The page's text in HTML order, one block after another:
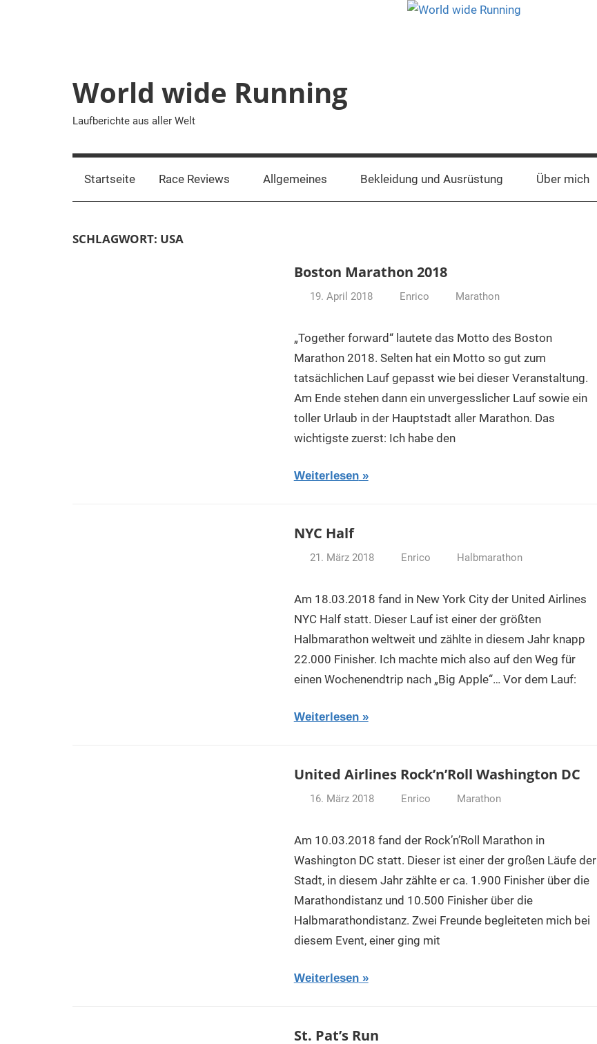
World wide Running
Laufberichte aus aller Welt
Startseite Race Reviews Allgemeines Bekleidung und Ausrüstung Über mich
SCHLAGWORT: USA
Boston Marathon 2018
19. April 2018 Enrico Marathon
„Together forward“ lautete das Motto des Boston
Marathon 2018. Selten hat ein Motto so gut zum
tatsächlichen Lauf gepasst wie bei dieser Veranstaltung.
Am Ende stehen dann ein unvergesslicher Lauf sowie ein
toller Urlaub in der Hauptstadt aller Marathon. Das
wichtigste zuerst: Ich habe den
Weiterlesen
NYC Half
21. März 2018 Enrico Halbmarathon
Am 18.03.2018 fand in New York City der United Airlines
NYC Half statt. Dieser Lauf ist einer der größten
Halbmarathon weltweit und zählte in diesem Jahr knapp
22.000 Finisher. Ich machte mich also auf den Weg für
einen Wochenendtrip nach „Big Apple“… Vor dem Lauf:
Weiterlesen
United Airlines Rock’n’Roll Washington DC
16. März 2018 Enrico Marathon
Am 10.03.2018 fand der Rock’n’Roll Marathon in
Washington DC statt. Dieser ist einer der großen Läufe der
Stadt, in diesem Jahr zählte er ca. 1.900 Finisher über die
Marathondistanz und 10.500 Finisher über die
Halbmarathondistanz. Zwei Freunde begleiteten mich bei
diesem Event, einer ging mit
Weiterlesen
St. Pat’s Run